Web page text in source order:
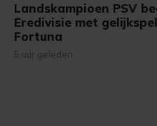
Landskampioen PSV
Eredivisie met
Fortuna
5 uur geleden